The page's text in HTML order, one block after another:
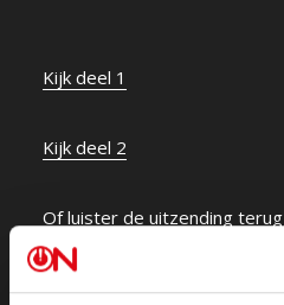
Kijk deel 1
Kijk deel 2
Of luister de uitzending
Trump pauzeert alle militaire